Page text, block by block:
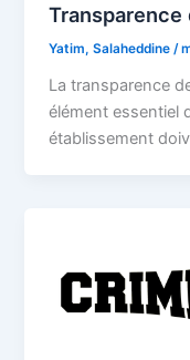
Yatim, Salaheddine /
La transparence
élément essentiel
établissement